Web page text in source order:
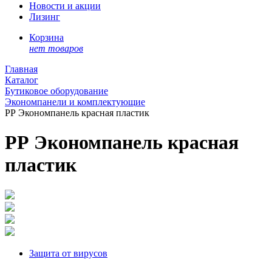
Новости и акции
Лизинг
Корзина
нет товаров
Главная
Каталог
Бутиковое оборудование
Экономпанели и комплектующие
РР Экономпанель красная пластик
РР Экономпанель красная
пластик
Защита от вирусов